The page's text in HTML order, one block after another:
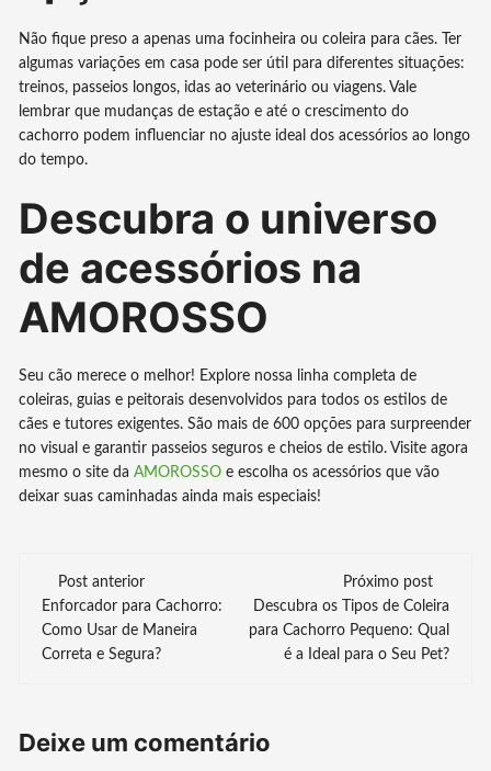
Não fique preso a apenas uma focinheira ou coleira para cães. Ter
algumas variações em casa pode ser útil para diferentes situações:
treinos, passeios longos, idas ao veterinário ou viagens. Vale
lembrar que mudanças de estação e até o crescimento do
cachorro podem influenciar no ajuste ideal dos acessórios ao longo
do tempo.
Descubra o universo
de acessórios na
AMOROSSO
Seu cão merece o melhor! Explore nossa linha completa de
coleiras, guias e peitorais desenvolvidos para todos os estilos de
cães e tutores exigentes. São mais de 600 opções para surpreender
no visual e garantir passeios seguros e cheios de estilo. Visite agora
mesmo o site daAMOROSSO e escolha os acessórios que vão
deixar suas caminhadas ainda mais especiais!
Navegação
de
post
Post anterior
Enforcador para Cachorro:
Como Usar de Maneira
Correta e Segura?
Próximo post
Descubra os Tipos de Coleira
para Cachorro Pequeno: Qual
é a Ideal para o Seu Pet?
Deixe um comentário